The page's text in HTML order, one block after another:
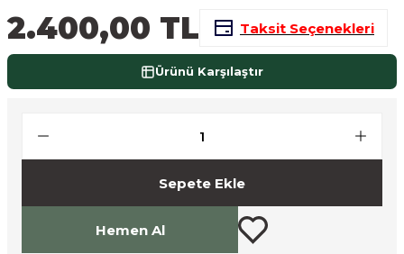
Cihazları
2.400,00 TL Taksit Seçenekleri
Ürünü Karşılaştır
Sepete Ekle
Hemen Al